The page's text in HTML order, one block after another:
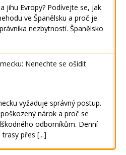
jihu Evropy? Podívejte se, jak
ve Španělsku a proč je
nezbytností. Španělsko
Nenechte se ošidit
vyžaduje správný postup.
nárok a proč se
odborníkům. Denní
trasy přes [...]